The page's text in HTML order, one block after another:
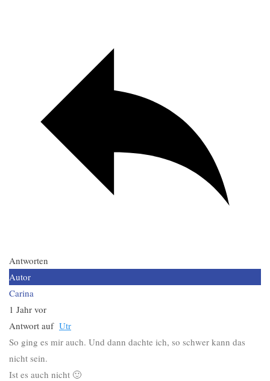
Antworten
Autor
Carina
1 Jahr vor
Antwort auf Utr
So ging es mir auch. Und dann dachte ich, so schwer kann das
nicht sein.
Ist es auch nicht 🙂